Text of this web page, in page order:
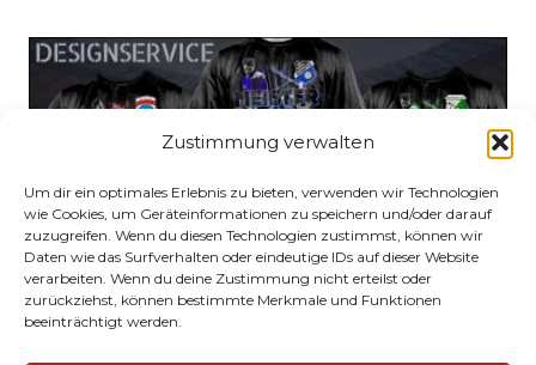
Zustimmung verwalten
Um dir ein optimales Erlebnis zu bieten, verwenden wir Technologien
wie Cookies, um Geräteinformationen zu speichern und/oder darauf
zuzugreifen. Wenn du diesen Technologien zustimmst, können wir
Daten wie das Surfverhalten oder eindeutige IDs auf dieser Website
verarbeiten. Wenn du deine Zustimmung nicht erteilst oder
zurückziehst, können bestimmte Merkmale und Funktionen
beeinträchtigt werden.